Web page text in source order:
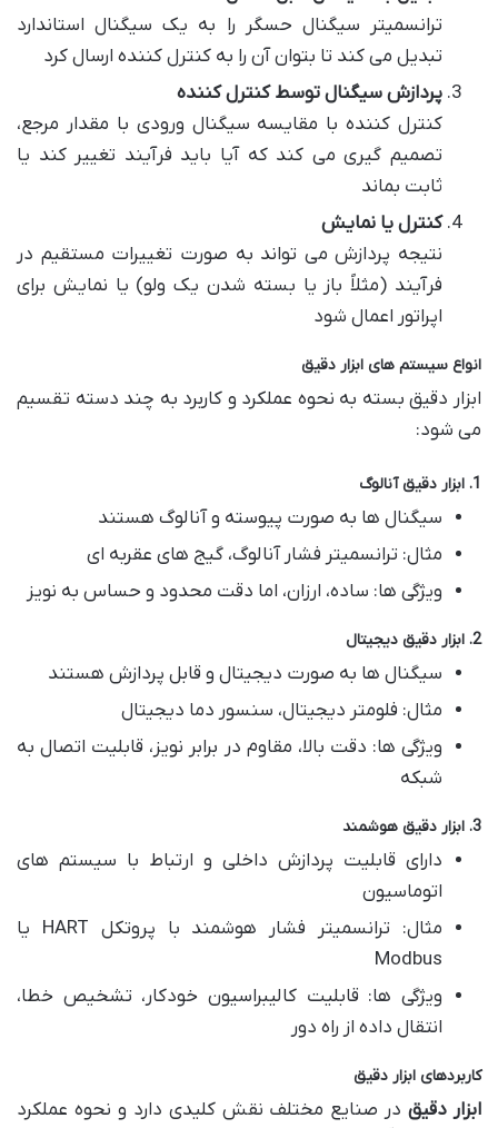
ترانسمیتر سیگنال حسگر را به یک سیگنال استاندارد
تبدیل می کند تا بتوان آن را به کنترل کننده ارسال کرد
پردازش سیگنال توسط کنترل کننده
کنترل کننده با مقایسه سیگنال ورودی با مقدار مرجع،
تصمیم گیری می کند که آیا باید فرآیند تغییر کند یا
ثابت بماند
کنترل یا نمایش
نتیجه پردازش می تواند به صورت تغییرات مستقیم در
فرآیند (مثلاً باز یا بسته شدن یک ولو) یا نمایش برای
اپراتور اعمال شود
انواع سیستم های ابزار دقیق
ابزار دقیق بسته به نحوه عملکرد و کاربرد به چند دسته تقسیم
می شود:
1. ابزار دقیق آنالوگ
سیگنال ها به صورت پیوسته و آنالوگ هستند
مثال: ترانسمیتر فشار آنالوگ، گیج های عقربه ای
ویژگی ها: ساده، ارزان، اما دقت محدود و حساس به نویز
2. ابزار دقیق دیجیتال
سیگنال ها به صورت دیجیتال و قابل پردازش هستند
مثال: فلومتر دیجیتال، سنسور دما دیجیتال
ویژگی ها: دقت بالا، مقاوم در برابر نویز، قابلیت اتصال به
شبکه
3. ابزار دقیق هوشمند
دارای قابلیت پردازش داخلی و ارتباط با سیستم های
اتوماسیون
مثال: ترانسمیتر فشار هوشمند با پروتکل HART یا
Modbus
ویژگی ها: قابلیت کالیبراسیون خودکار، تشخیص خطا،
انتقال داده از راه دور
کاربردهای ابزار دقیق
ابزار دقیقدر صنایع مختلف نقش کلیدی دارد و نحوه عملکرد